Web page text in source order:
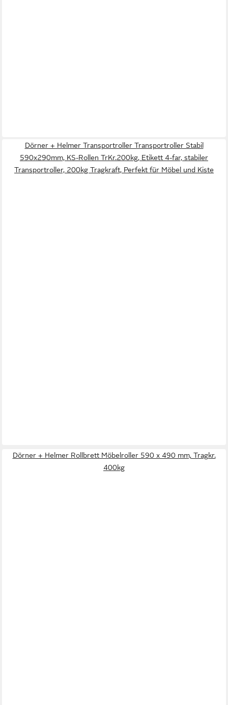
Dörner + Helmer Transportroller Transportroller Stabil
590x290mm, KS-Rollen TrKr.200kg, Etikett 4-far, stabiler
Transportroller, 200kg Tragkraft, Perfekt für Möbel und Kiste
Dörner + Helmer Rollbrett Möbelroller 590 x 490 mm, Tragkr.
400kg